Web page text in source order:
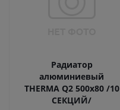
Радиатор
алюминиевый
THERMA Q2 500х80 /10
СЕКЦИЙ/